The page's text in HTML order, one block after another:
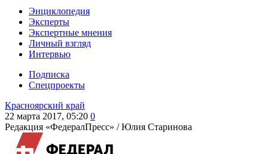
Энциклопедия
Эксперты
Экспертные мнения
Личный взгляд
Интервью
Подписка
Спецпроекты
Красноярский край
22 марта 2017, 05:20 0
Редакция «ФедералПресс» /Юлия Старинова